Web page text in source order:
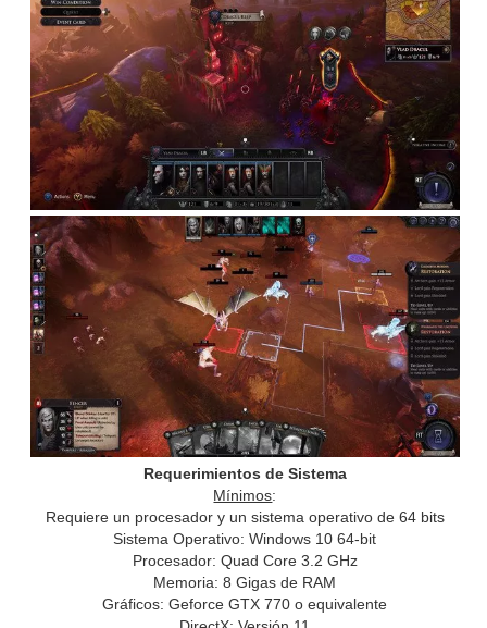
Requerimientos de Sistema
Mínimos:
Requiere un procesador y un sistema operativo de 64 bits
Sistema Operativo: Windows 10 64-bit
Procesador: Quad Core 3.2 GHz
Memoria: 8 Gigas de RAM
Gráficos: Geforce GTX 770 o equivalente